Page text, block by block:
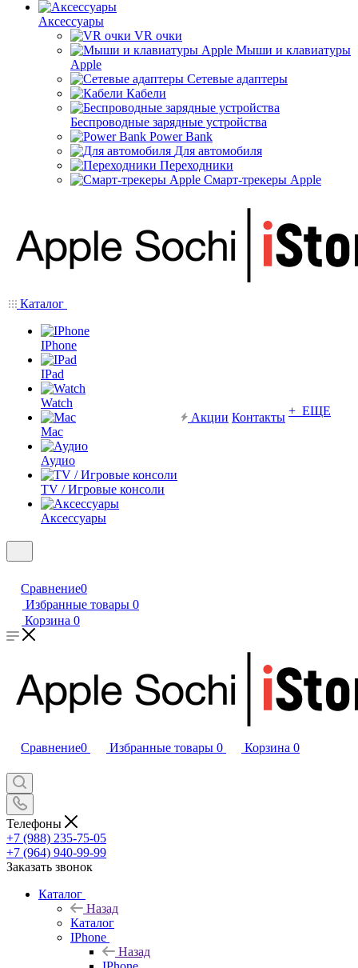
Аксессуары
VR очки
Мыши и клавиатуры
Apple
Сетевые адаптеры
Кабели
Беспроводные зарядные устройства
Power Bank
Для автомобиля
Переходники
Смарт-трекеры Apple
Каталог
IPhone
IPad
Watch
Mac
Аудио
TV / Игровые консоли
Аксессуары
Акции Контакты + ЕЩЕ
Сравнение0
Избранные товары 0
Корзина 0
Сравнение0 Избранные товары 0 Корзина 0
Телефоны
+7 (988) 235-75-05
+7 (964) 940-99-99
Заказать звонок
Каталог
Назад
Каталог
IPhone
Назад